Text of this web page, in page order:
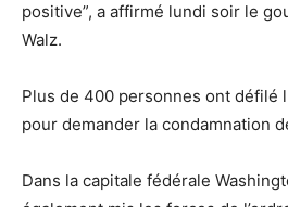
positive”, a affirmé lundi soir le
Walz.
Plus de 400 personnes ont défilé
pour demander la condamnation
Dans la capitale fédérale